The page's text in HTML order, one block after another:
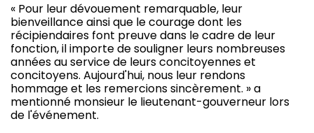
« Pour leur dévouement remarquable, leur
bienveillance ainsi que le courage dont les
récipiendaires font preuve dans le cadre de leur
fonction, il importe de souligner leurs nombreuses
années au service de leurs concitoyennes et
concitoyens. Aujourd'hui, nous leur rendons
hommage et les remercions sincèrement. » a
mentionné monsieur le lieutenant-gouverneur lors
de l'événement.